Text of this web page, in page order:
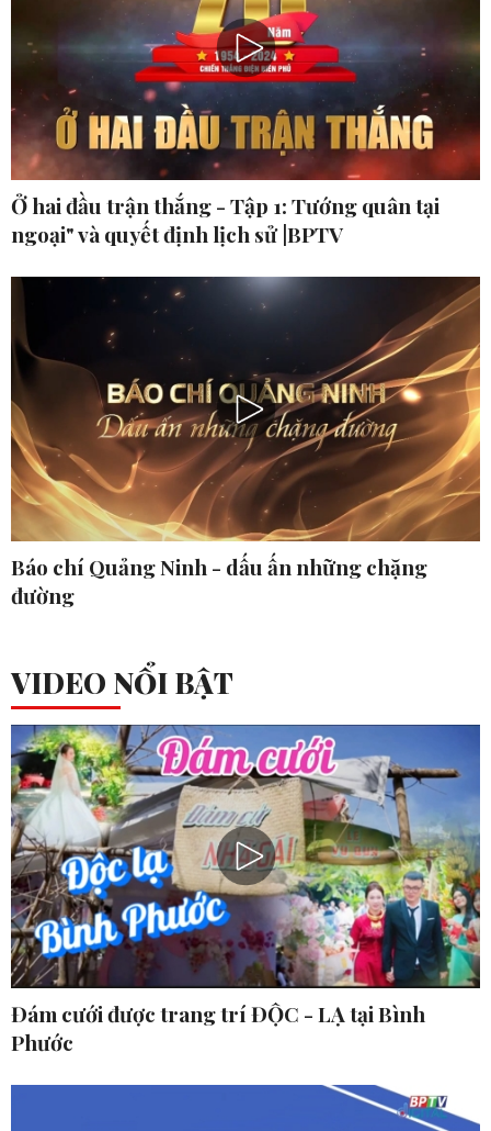
Ở hai đầu trận thắng - Tập 1: Tướng quân tại
ngoại" và quyết định lịch sử |BPTV
Báo chí Quảng Ninh - dấu ấn những chặng
đường
VIDEO NỔI BẬT
Đám cưới được trang trí ĐỘC - LẠ tại Bình
Phước